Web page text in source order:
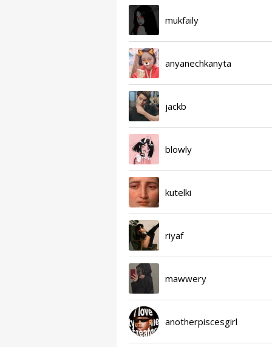
mukfaily
anyanechkanyta
jackb
blowly
kutelki
riyaf
mawwery
anotherpiscesgirl